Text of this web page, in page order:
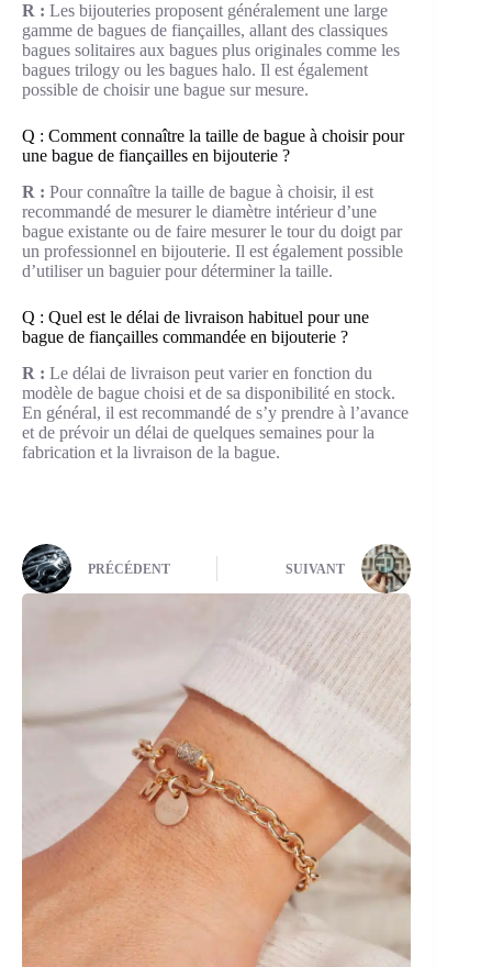
R : Les bijouteries proposent généralement une large
gamme de bagues de fiançailles, allant des classiques
bagues solitaires aux bagues plus originales comme les
bagues trilogy ou les bagues halo. Il est également
possible de choisir une bague sur mesure.
Q : Comment connaître la taille de bague à choisir pour
une bague de fiançailles en bijouterie ?
R : Pour connaître la taille de bague à choisir, il est
recommandé de mesurer le diamètre intérieur d’une
bague existante ou de faire mesurer le tour du doigt par
un professionnel en bijouterie. Il est également possible
d’utiliser un baguier pour déterminer la taille.
Q : Quel est le délai de livraison habituel pour une
bague de fiançailles commandée en bijouterie ?
R : Le délai de livraison peut varier en fonction du
modèle de bague choisi et de sa disponibilité en stock.
En général, il est recommandé de s’y prendre à l’avance
et de prévoir un délai de quelques semaines pour la
fabrication et la livraison de la bague.
PRÉCÉDENT SUIVANT